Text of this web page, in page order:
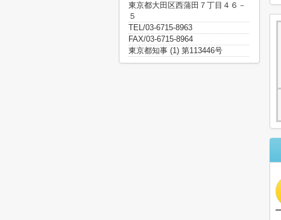
東京都大田区西蒲田７丁目４６－
５
TEL/03-6715-8963
FAX/03-6715-8964
東京都知事 (1) 第113446号